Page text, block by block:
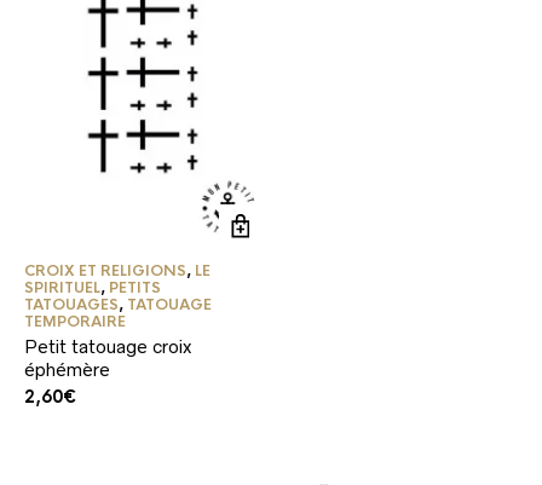
CROIX ET RELIGIONS, LE
SPIRITUEL, PETITS
TATOUAGES, TATOUAGE
TEMPORAIRE
Petit tatouage croix
éphémère
2,60€